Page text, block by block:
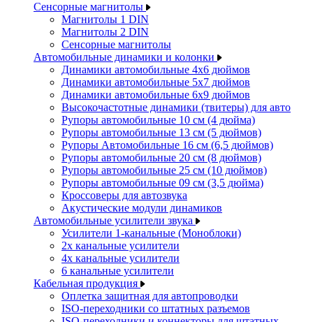
Сенсорные магнитолы
Магнитолы 1 DIN
Магнитолы 2 DIN
Сенсорные магнитолы
Автомобильные динамики и колонки
Динамики автомобильные 4x6 дюймов
Динамики автомобильные 5x7 дюймов
Динамики автомобильные 6x9 дюймов
Высокочастотные динамики (твитеры) для авто
Рупоры автомобильные 10 см (4 дюйма)
Рупоры автомобильные 13 см (5 дюймов)
Рупоры Автомобильные 16 см (6,5 дюймов)
Рупоры автомобильные 20 см (8 дюймов)
Рупоры автомобильные 25 см (10 дюймов)
Рупоры автомобильные 09 см (3,5 дюйма)
Кроссоверы для автозвука
Акустические модули динамиков
Автомобильные усилители звука
Усилители 1-канальные (Моноблоки)
2х канальные усилители
4х канальные усилители
6 канальные усилители
Кабельная продукция
Оплетка защитная для автопроводки
ISO-переходники со штатных разъемов